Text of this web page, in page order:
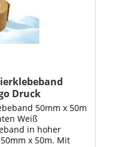
Druck
50mm x 50m
Weiß
in hoher
x 50m. Mit